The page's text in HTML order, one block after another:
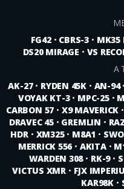
FG42 • CBRS-3 • MK35
DS20 MIRAGE • VS
A
AK-27 • RYDEN 45K • AN-94 •
VOYAK KT-3 • MPC-25 •
CARBON 57 • X9 MAVERICK •
DRAVEC 45 • GREMLIN •
HDR • XM325 • M8A1 •
MERRICK 556 • AKITA •
WARDEN 308 • RK-9 •
VICTUS XMR • FJX
KAR98K •